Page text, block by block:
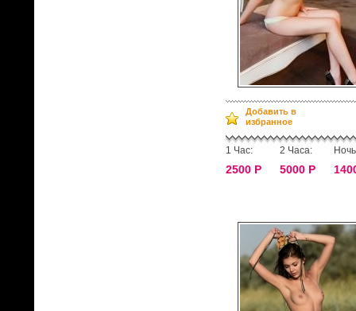
Добавить в
избранное
1 Час:
2500 Р
2 Часа:
5000 Р